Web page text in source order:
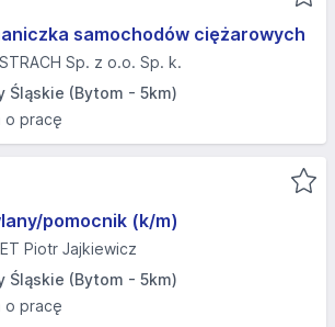
samochodów ciężarowych
Sp. z o.o. Sp. k.
Śląskie (Bytom - 5km)
o pracę
pomocnik (k/m)
Piotr Jajkiewicz
Śląskie (Bytom - 5km)
o pracę